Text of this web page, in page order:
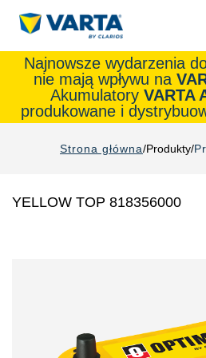
Najnowsze wydarzenia
nie mają wpływu na
Akumulatory VARTA
produkowane i
Strona główna Produkty
YELLOW TOP 818356000